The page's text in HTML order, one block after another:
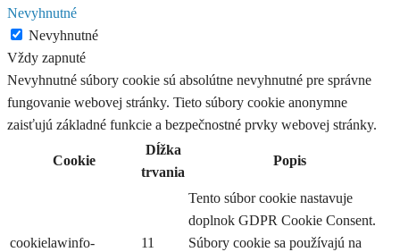
Nevyhnutné
Nevyhnutné
Vždy zapnuté
Nevyhnutné súbory cookie sú absolútne nevyhnutné pre správne
fungovanie webovej stránky. Tieto súbory cookie anonymne
zaisťujú základné funkcie a bezpečnostné prvky webovej stránky.
Cookie
Dĺžka
trvania
Popis
cookielawinfo-
11
Tento súbor cookie nastavuje
doplnok GDPR Cookie Consent.
Súbory cookie sa používajú na